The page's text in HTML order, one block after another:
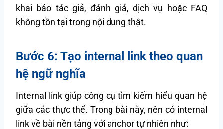
khai báo tác giả, đánh giá, dịch vụ hoặc FAQ
không tồn tại trong nội dung thật.
Bước 6: Tạo internal link theo quan
hệ ngữ nghĩa
Internal link giúp công cụ tìm kiếm hiểu quan hệ
giữa các thực thể. Trong bài này, nên có internal
link về bài nền tảng với anchor tự nhiên như: